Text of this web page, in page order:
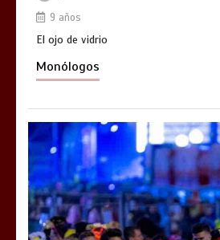
9 años
El ojo de vidrio
Monólogos